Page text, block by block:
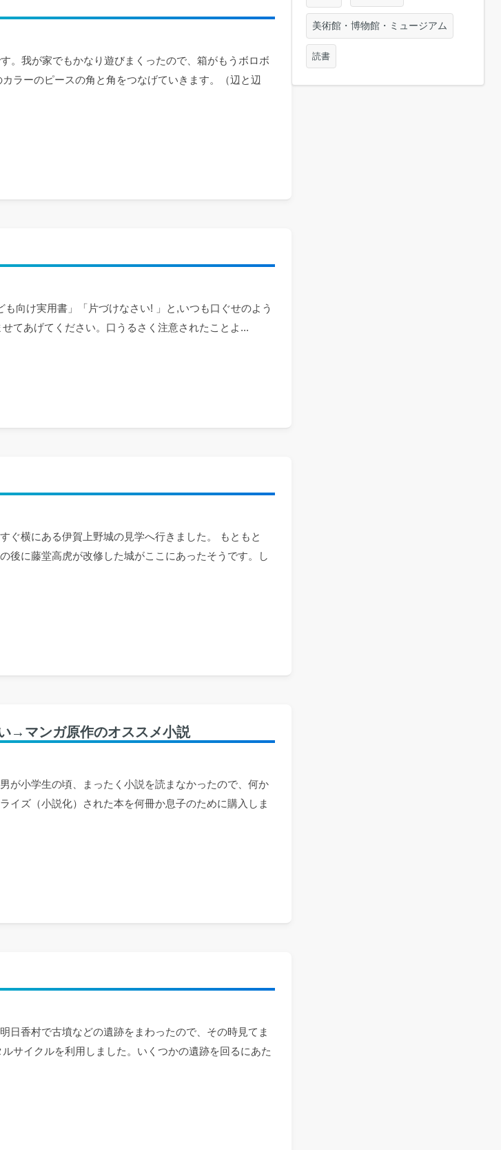
。我が家でもかなり遊びまくったので、箱がもうボロボ
ラーのピースの角と角をつなげていきます。（辺と辺
向け実用書」「片づけなさい! 」と,いつも口ぐせのよう
てあげてください。口うるさく注意されたことよ...
横にある伊賀上野城の見学へ行きました。 もともと
後に藤堂高虎が改修した城がここにあったそうです。し
→マンガ原作のオススメ小説
が小学生の頃、まったく小説を読まなかったので、何か
イズ（小説化）された本を何冊か息子のために購入しま
日香村で古墳などの遺跡をまわったので、その時見てま
サイクルを利用しました。いくつかの遺跡を回るにあた
美術館・博物館・ミュージアム
読書